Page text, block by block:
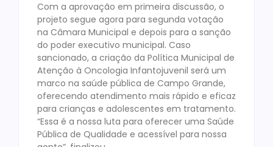
Com a aprovação em primeira discussão, o
projeto segue agora para segunda votação
na Câmara Municipal e depois para a sanção
do poder executivo municipal. Caso
sancionado, a criação da Política Municipal de
Atenção à Oncologia Infantojuvenil será um
marco na saúde pública de Campo Grande,
oferecendo atendimento mais rápido e eficaz
para crianças e adolescentes em tratamento.
“Essa é a nossa luta para oferecer uma Saúde
Pública de Qualidade e acessível para nossa